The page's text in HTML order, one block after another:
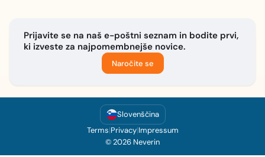
Prijavite se na naš e-poštni seznam in bodite prvi,
ki izveste za najpomembnejše novice.
Naročite se
Slovenščina
Terms|Privacy|Impressum
© 2026 Neverin